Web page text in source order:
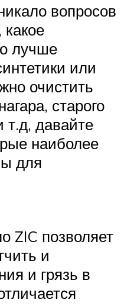
вопросов
какое
лучше
или
очистить
старого
т.д, давайте
наиболее
для
ZIC позволяет
и
и грязь в